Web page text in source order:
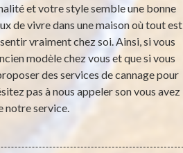
et votre style semble une bonne
de vivre dans une maison où tout est
vraiment chez soi. Ainsi, si vous
modèle chez vous et que si vous
des services de cannage pour
pas à nous appeler son vous avez
notre service.